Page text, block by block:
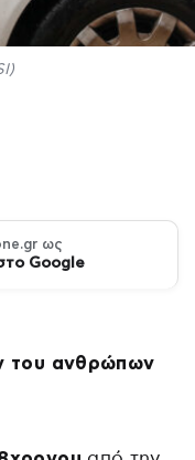
ως
Google
του ανθρώπων